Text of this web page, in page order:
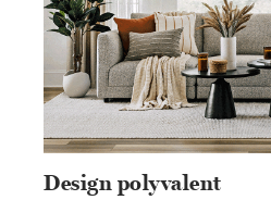
Design polyvalent